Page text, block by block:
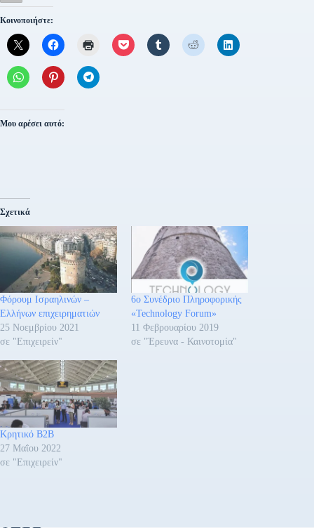
Κοινοποιήστε:
Μου αρέσει αυτό:
Σχετικά
Φόρουμ Ισραηλινών –
Ελλήνων επιχειρηματιών
25 Νοεμβρίου 2021
σε "Επιχειρείν"
6ο Συνέδριο Πληροφορικής
«Technology Forum»
11 Φεβρουαρίου 2019
σε "Έρευνα - Καινοτομία"
Κρητικό B2B
27 Μαΐου 2022
σε "Επιχειρείν"